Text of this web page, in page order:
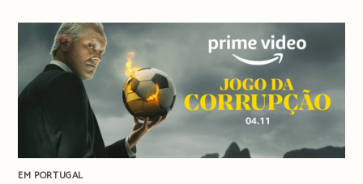
EM PORTUGAL